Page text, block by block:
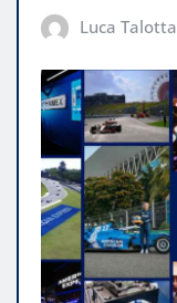
Luca Talotta